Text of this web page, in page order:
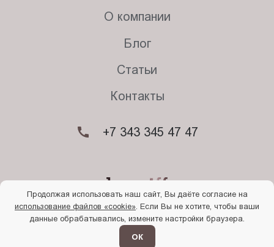
© 2026. Begriff
Политика конфиденциальности
О компании
Блог
Статьи
Контакты
+7 343 345 47 47
Продолжая использовать наш сайт, Вы даёте согласие на
использование файлов «cookie» . Если Вы не хотите, чтобы ваши
данные обрабатывались, измените настройки браузера.
ОК